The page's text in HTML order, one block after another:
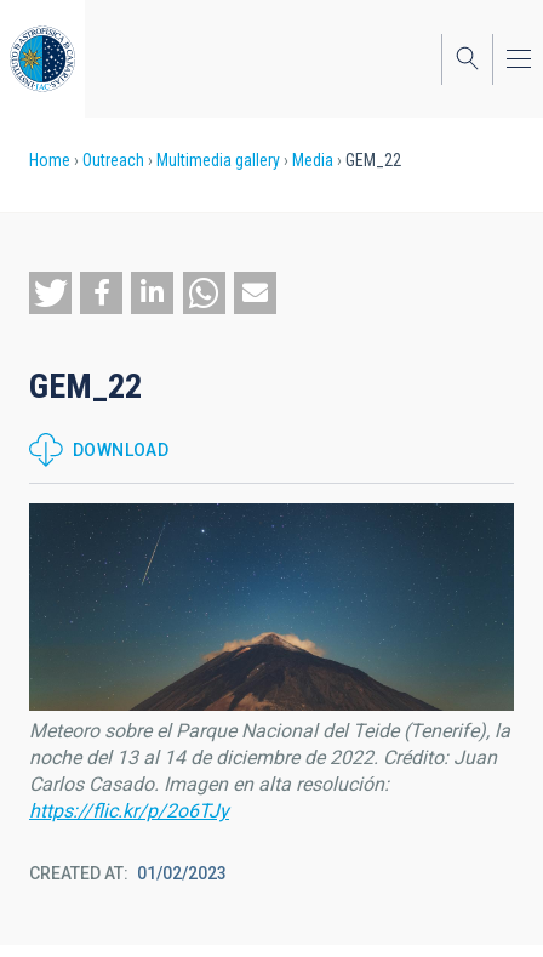
to
main
content
Breadcrumb
Home Outreach Multimedia gallery Media GEM_22
GEM_22
DOWNLOAD
Meteoro sobre el Parque Nacional del Teide (Tenerife), la
noche del 13 al 14 de diciembre de 2022. Crédito: Juan
Carlos Casado. Imagen en alta resolución:
https://flic.kr/p/2o6TJy
CREATED AT 01/02/2023